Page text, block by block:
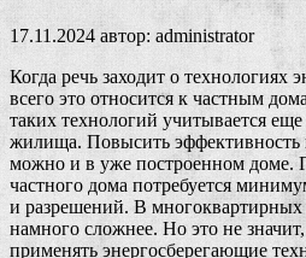
17.11.2024 автор: administrator
Когда речь заходит о технологиях
всего это относится к частным
таких технологий учитывается
жилища. Повысить эффективность
можно и в уже построенном доме.
частного дома потребуется
и разрешений. В многоквартирных
намного сложнее. Но это не
применять энергосберегающие